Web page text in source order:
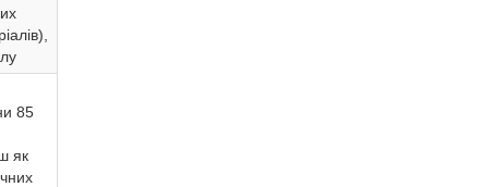
85
як